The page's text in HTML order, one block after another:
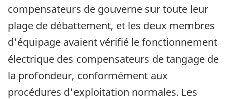
compensateurs de gouverne sur toute leur
plage de débattement, et les deux membres
d'équipage avaient vérifié le fonctionnement
électrique des compensateurs de tangage de
la profondeur, conformément aux
procédures d'exploitation normales. Les